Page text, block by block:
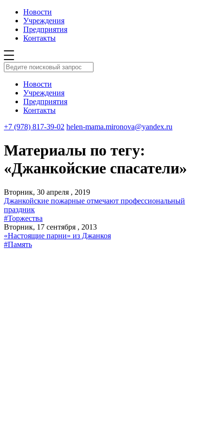
Новости
Учреждения
Предприятия
Контакты
Новости
Учреждения
Предприятия
Контакты
+7 (978) 817-39-02 helen-mama.mironova@yandex.ru
Материалы по тегу:
«Джанкойские спасатели»
Вторник, 30 апреля , 2019
Джанкойские пожарные отмечают профессиональный
праздник
#Торжества
Вторник, 17 сентября , 2013
«Настоящие парни» из Джанкоя
#Память